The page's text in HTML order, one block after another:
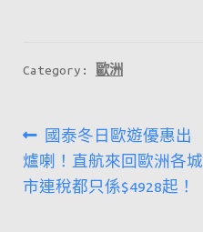
Category: 歐洲
文
章
導
Previous
post:
國泰冬日歐遊優惠出
爐喇！直航來回歐洲各城
市連稅都只係$4928起！